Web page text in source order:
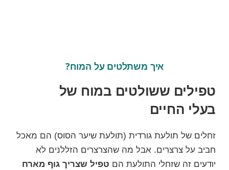
איך משתלטים על המוח?
טפילים ששולטים במוח של
בעלי החיים
זחלים של תולעת גורדית (תולעת שיער הסוס) הם מאכל
חביב על צרצרים. אבל מה שהצרצרים הזללנים לא
יודעים זה שזחלי התולעת הם טפיל שצריך גוף מארח